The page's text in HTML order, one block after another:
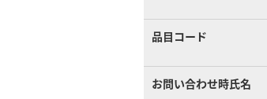
品目コード
お問い合わせ時氏名